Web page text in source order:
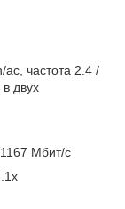
частота 2.4 /
двух
Мбит/с